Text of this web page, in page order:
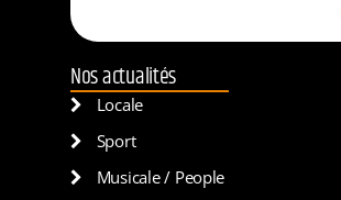
Nos actualités
Locale
Sport
Musicale / People